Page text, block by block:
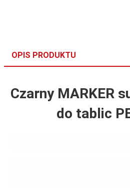
OPIS PRODUKTU
Czarny MARKER
do tablic